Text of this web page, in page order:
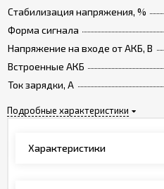
Стабилизация напряжения, %
Форма сигнала
Напряжение на входе от АКБ, В
Встроенные АКБ
Ток зарядки, А
Подробные характеристики
Характеристики